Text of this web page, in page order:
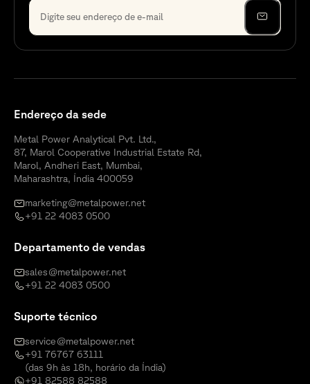
Endereço da sede
Metal Power Analytical Pvt. Ltd.,
87, Marol Cooperative Industrial Estate Rd,
Marol, Andheri East, Mumbai,
Maharashtra, Índia 400059
marketing@metalpower.net
+91 22 4083 0500
Departamento de vendas
sales@metalpower.net
+91 22 4083 0500
Suporte técnico
service@metalpower.net
+91 76767 63111
(das 9h às 18h, horário da Índia)
+91 82588 82588